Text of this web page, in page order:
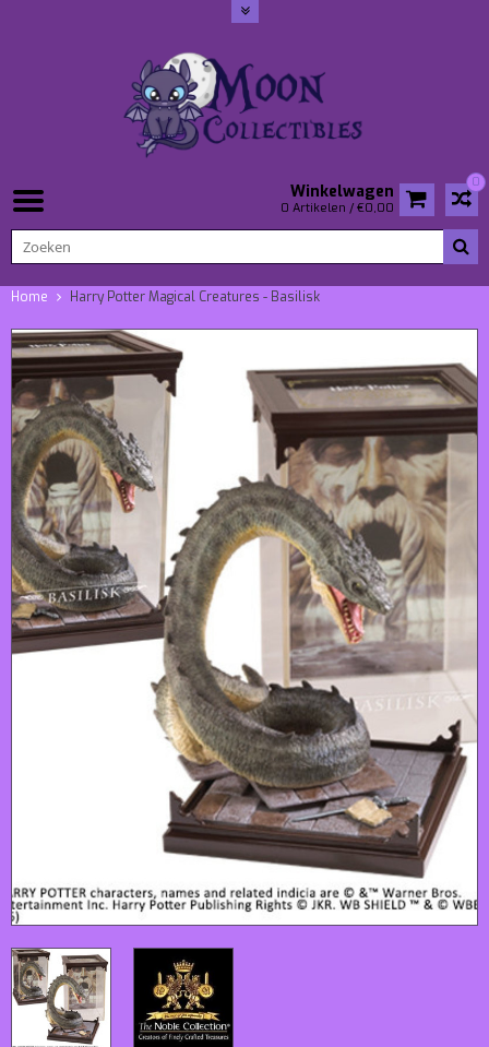
0
Winkelwagen
0 Artikelen / €0,00
Home Harry Potter Magical Creatures - Basilisk